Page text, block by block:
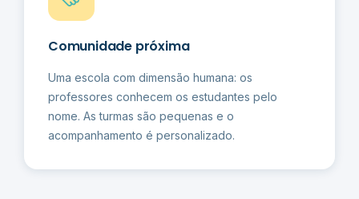
Comunidade próxima
Uma escola com dimensão humana: os
professores conhecem os estudantes pelo
nome. As turmas são pequenas e o
acompanhamento é personalizado.